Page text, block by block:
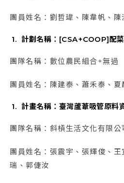
團員姓名：劉哲瑋、陳韋帆、陳
計劃名稱：[CSA+COOP]配
團隊名稱：數位農民組合+無過
團員姓名：陳建泰、蕭禾泰、夏
計畫名稱：臺灣蘆葦吸管原料
團隊名稱：斜槓生活文化有限公
團員姓名：張震宇、張輝俊、
瑞、郭倢汝